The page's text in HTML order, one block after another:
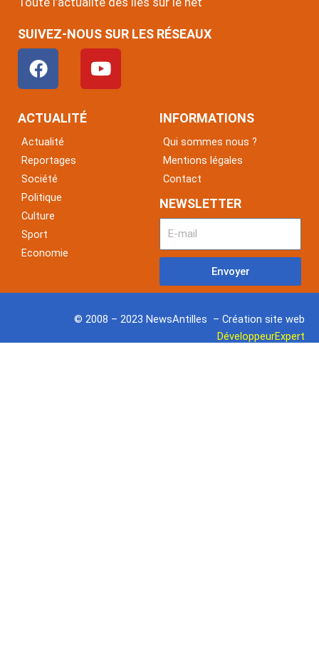
SUIVEZ-NOUS SUR LES RÉSEAUX
F
a
c
e
o
o
k
Y
o
u
ACTUALITÉ
Actualité
Reportages
Société
Politique
Culture
Sport
Economie
INFORMATIONS
Qui sommes nous ?
Mentions légales
Contact
NEWSLETTER
Envoyer
© 2008 – 2023 NewsAntilles – Création site web
DéveloppeurExpert